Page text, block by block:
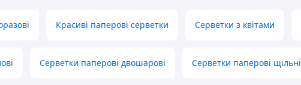
Красиві паперові серветки Серветки з квітами
Серветки паперові двошарові Серветки паперові щільні